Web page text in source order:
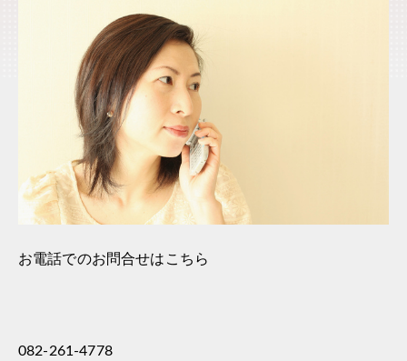
お電話でのお問合せはこちら
082-261-4778